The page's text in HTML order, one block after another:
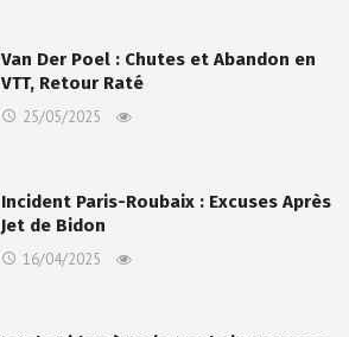
Van Der Poel : Chutes et Abandon en
VTT, Retour Raté
25/05/2025
Incident Paris-Roubaix : Excuses Après
Jet de Bidon
16/04/2025